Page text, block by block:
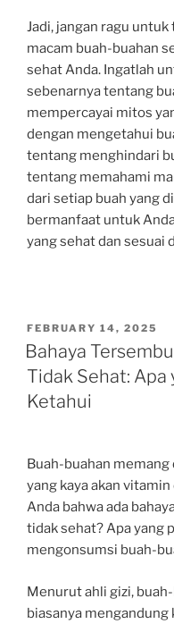
Jadi, jangan ragu
macam buah-buahan
sehat Anda. Ingatlah
sebenarnya tentang
mempercayai mitos
dengan mengetahui
tentang menghindari
tentang memahami
dari setiap buah yang
bermanfaat untuk
yang sehat dan sesuai
POSTED
ON
FEBRUARY 14, 2025
Bahaya
Tidak Sehat: Apa
Ketahui
Buah-buahan
yang kaya akan
Anda bahwa ada
tidak sehat? Apa yang
mengonsumsi buah-
Menurut ahli gizi,
biasanya mengandung